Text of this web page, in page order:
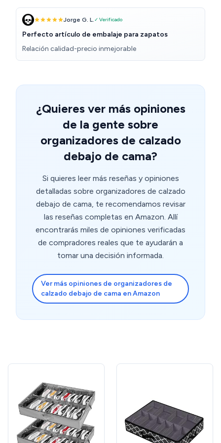
Jorge G. L. ✓ Verificado
Perfecto artículo de embalaje para zapatos
Relación calidad-precio inmejorable
¿Quieres ver más opiniones
de la gente sobre
organizadores de calzado
debajo de cama?
Si quieres leer más reseñas y opiniones
detalladas sobre organizadores de calzado
debajo de cama, te recomendamos revisar
las reseñas completas en Amazon. Allí
encontrarás miles de opiniones verificadas
de compradores reales que te ayudarán a
tomar una decisión informada.
Ver más opiniones de organizadores de
calzado debajo de cama en Amazon